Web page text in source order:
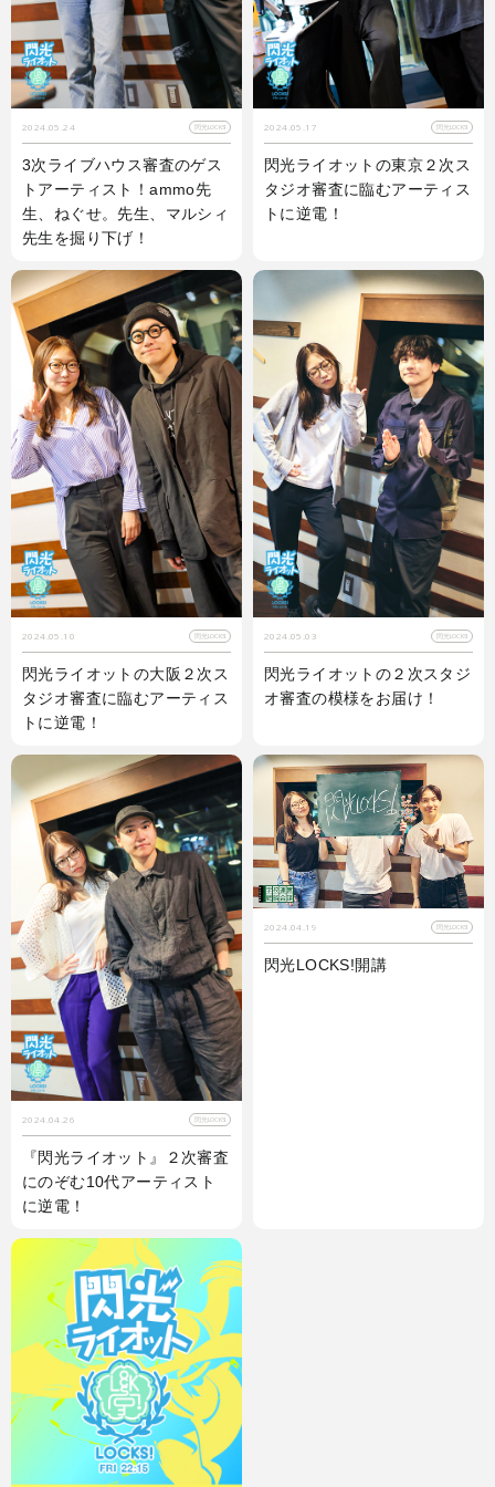
2024.05.24 閃光LOCKS!
3次ライブハウス審査のゲス
トアーティスト！ammo先
生、ねぐせ。先生、マルシィ
先生を掘り下げ！
2024.05.17 閃光LOCKS!
閃光ライオットの東京２次ス
タジオ審査に臨むアーティス
トに逆電！
2024.05.10 閃光LOCKS!
閃光ライオットの大阪２次ス
タジオ審査に臨むアーティス
トに逆電！
2024.05.03 閃光LOCKS!
閃光ライオットの２次スタジ
オ審査の模様をお届け！
2024.04.26 閃光LOCKS!
『閃光ライオット』２次審査
にのぞむ10代アーティスト
に逆電！
2024.04.19 閃光LOCKS!
閃光LOCKS!開講